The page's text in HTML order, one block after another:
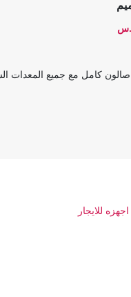
صالون كامل مع جميع المعدات